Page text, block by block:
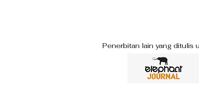
Penerbitan lain yang ditulis